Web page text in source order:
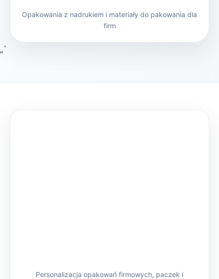
Opakowania z nadrukiem i materiały do pakowania dla
firm
„`
Personalizacja opakowań firmowych, paczek i